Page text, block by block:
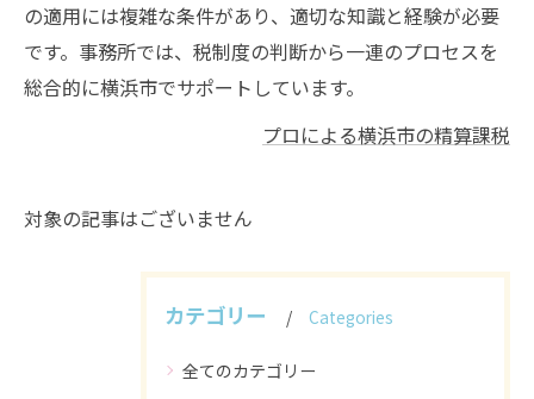
の適用には複雑な条件があり、適切な知識と経験が必要
です。事務所では、税制度の判断から一連のプロセスを
総合的に横浜市でサポートしています。
プロによる横浜市の精算課税
対象の記事はございません
カテゴリー Categories
全てのカテゴリー